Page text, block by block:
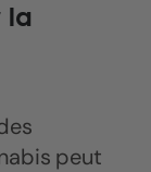
la
peut